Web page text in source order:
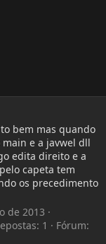
bem mas quando
e a javwel dll
edita direito e a
capeta tem
os precedimento
de 2013
1
Fórum: